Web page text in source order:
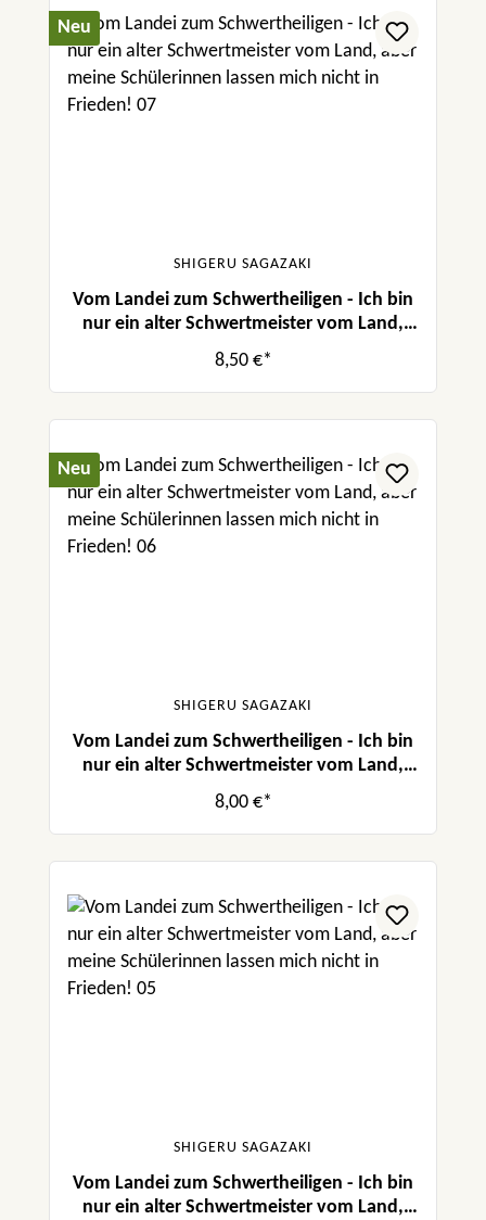
Neu
SHIGERU SAGAZAKI
Vom Landei zum Schwertheiligen - Ich bin
nur ein alter Schwertmeister vom Land,
aber meine Schülerinnen lassen mich nicht
in Frieden! 07
8,50 €*
Neu
SHIGERU SAGAZAKI
Vom Landei zum Schwertheiligen - Ich bin
nur ein alter Schwertmeister vom Land,
aber meine Schülerinnen lassen mich nicht
in Frieden! 06
8,00 €*
SHIGERU SAGAZAKI
Vom Landei zum Schwertheiligen - Ich bin
nur ein alter Schwertmeister vom Land,